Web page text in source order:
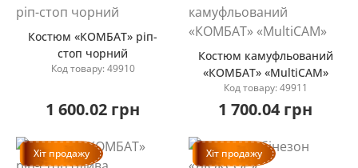
Костюм «КОМБАТ» ріп-
стоп чорний
Код товару: 49910
1 600.02 грн
Костюм камуфльований
«КОМБАТ» «MultiCAM»
Код товару: 49911
1 700.04 грн
Хіт продажу Хіт продажу